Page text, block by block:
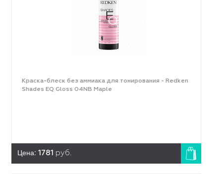
Краска-блеск без аммиака для тонирования - Redken
Shades EQ Gloss 04NB Maple
Цена: 1781 руб.